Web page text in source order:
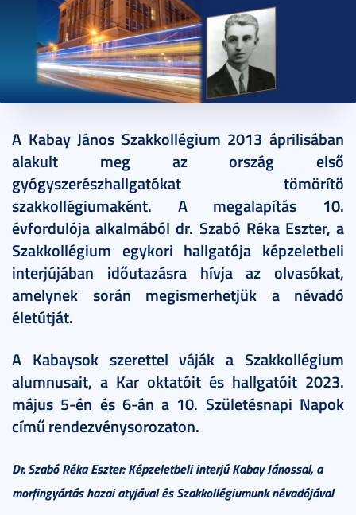
A Kabay János Szakkollégium 2013 áprilisában
alakult meg az ország első
gyógyszerészhallgatókat tömörítő
szakkollégiumaként. A megalapítás 10.
évfordulója alkalmából dr. Szabó Réka Eszter, a
Szakkollégium egykori hallgatója képzeletbeli
interjújában időutazásra hívja az olvasókat,
amelynek során megismerhetjük a névadó
életútját.
A Kabaysok szerettel váják a Szakkollégium
alumnusait, a Kar oktatóit és hallgatóit 2023.
május 5-én és 6-án a 10. Születésnapi Napok
című rendezvénysorozaton.
Dr. Szabó Réka Eszter: Képzeletbeli interjú Kabay Jánossal, a
morfingyártás hazai atyjával és Szakkollégiumunk névadójával